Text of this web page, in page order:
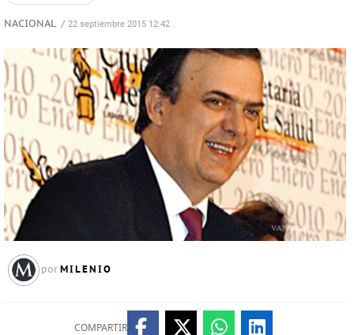
NACIONAL / 22 septiembre 2015 12:42
por MILENIO
COMPARTIR